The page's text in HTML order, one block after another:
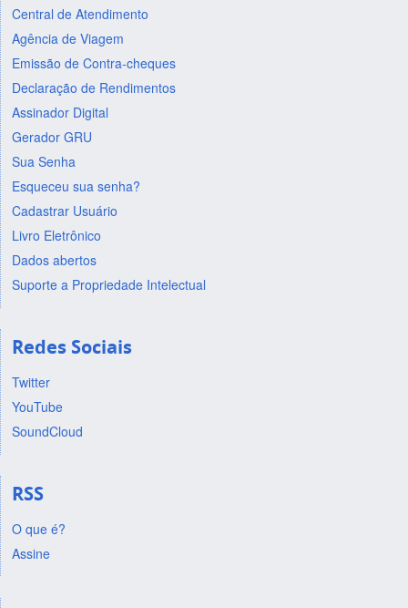
Central de Atendimento
Agência de Viagem
Emissão de Contra-cheques
Declaração de Rendimentos
Assinador Digital
Gerador GRU
Sua Senha
Esqueceu sua senha?
Cadastrar Usuário
Livro Eletrônico
Dados abertos
Suporte a Propriedade Intelectual
Redes Sociais
Twitter
YouTube
SoundCloud
RSS
O que é?
Assine